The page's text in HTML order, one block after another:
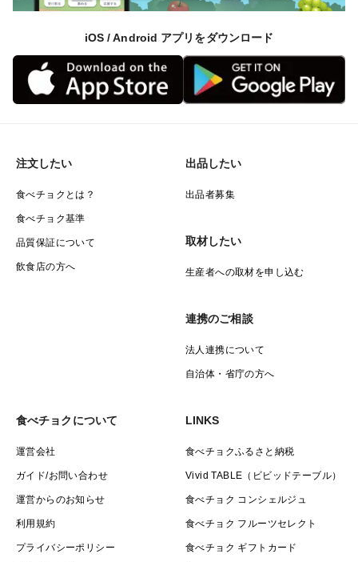
iOS / Android アプリをダウンロード
注文したい
食べチョクとは？
食べチョク基準
品質保証について
飲食店の方へ
出品したい
出品者募集
取材したい
生産者への取材を申し込む
連携のご相談
法人連携について
自治体・省庁の方へ
食べチョクについて
運営会社
ガイド/お問い合わせ
運営からのお知らせ
利用規約
プライバシーポリシー
LINKS
食べチョクふるさと納税
Vivid TABLE（ビビッドテーブル）
食べチョク コンシェルジュ
食べチョク フルーツセレクト
食べチョク ギフトカード